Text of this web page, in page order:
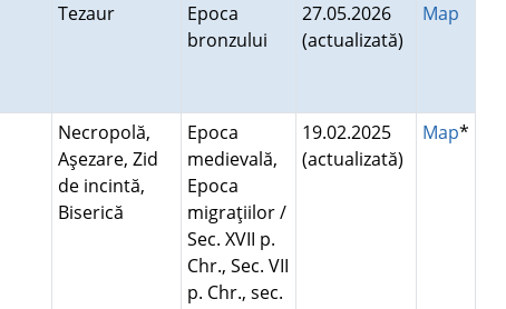
Tezaur
Epoca
bronzului
27.05.2026
(actualizată)
Map
Necropolă,
Aşezare, Zid
de incintă,
Biserică
Epoca
medievală,
Epoca
migraţiilor /
Sec. XVII p.
Chr., Sec. VII
p. Chr., sec.
19.02.2025
(actualizată)
Map*